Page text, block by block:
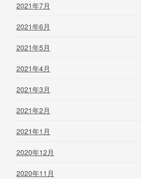
2021年7月
2021年6月
2021年5月
2021年4月
2021年3月
2021年2月
2021年1月
2020年12月
2020年11月